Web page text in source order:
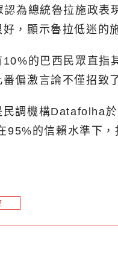
為總統魯拉施政
，顯示魯拉低迷的
的巴西民眾直
偏激言論不僅招致
調機構Datafolha
的信賴水準下，